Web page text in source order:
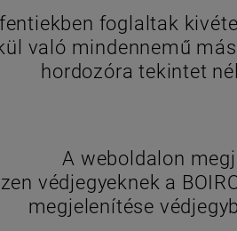
foglaltak
való mindennemű
hordozóra tekintet
A weboldalon
védjegyeknek a
megjelenítése